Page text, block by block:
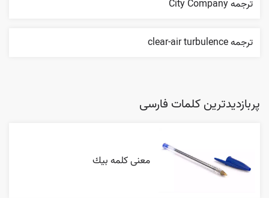
ترجمه City Company
ترجمه clear-air turbulence
پربازدیدترین کلمات فارسی
معنی کلمه بيك